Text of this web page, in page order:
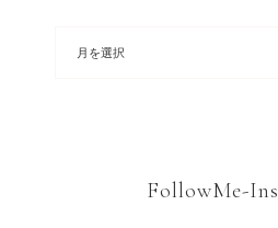
FollowMe-